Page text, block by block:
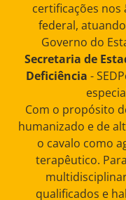
certificações
federal,
Governo do
Secretaria de
Deficiência -
Com o propósito
humanizado e de
o cavalo como
terapêutico.
qualificados e